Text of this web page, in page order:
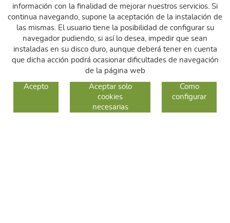
CAMBIOS Y DEVOLUCIONES
información con la finalidad de mejorar nuestros servicios. Si
continua navegando, supone la aceptación de la instalación de
las mismas. El usuario tiene la posibilidad de configurar su
navegador pudiendo, si así lo desea, impedir que sean
instaladas en su disco duro, aunque deberá tener en cuenta
que dicha acción podrá ocasionar dificultades de navegación
de la página web
Acepto
Aceptar solo
cookies
necesarias
Como
configurar